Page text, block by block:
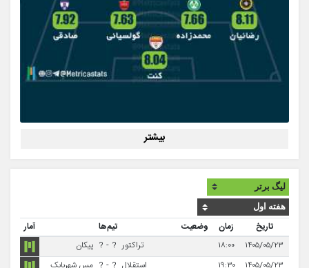
بیشتر
تاریخ زمان وضعیت تیم‌ها
آمار
۱۴۰۵/۰۵/۲۳
۱۸:۰۰ تراکتور ?
-
? پیکان